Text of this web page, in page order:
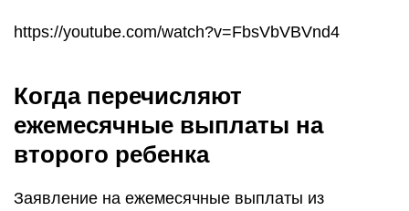
https://youtube.com/watch?v=FbsVbVBVnd4
Когда перечисляют
ежемесячные выплаты на
второго ребенка
Заявление на ежемесячные выплаты из